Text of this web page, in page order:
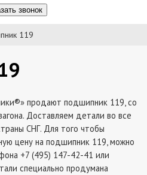
звонок
119
продают подшипник 119, со
Доставляем детали во все
СНГ. Для того чтобы
цену на подшипник 119, можно
+7 (495) 147-42-41 или
специально продумана